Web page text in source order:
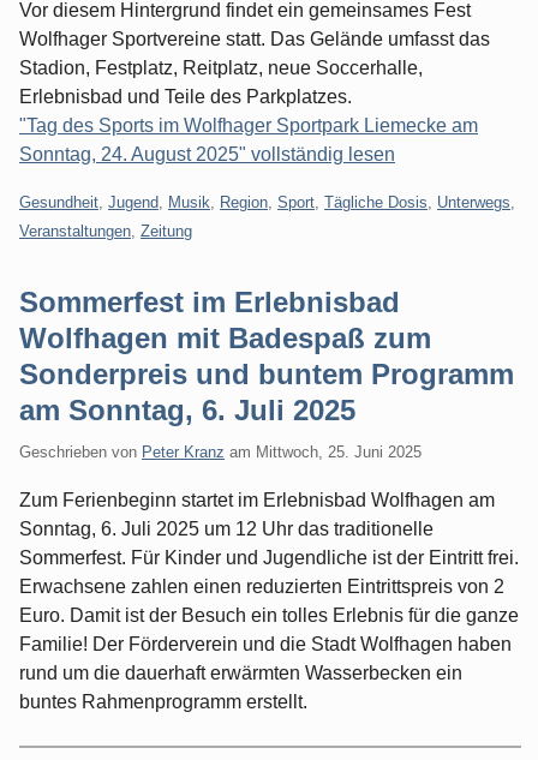
Vor diesem Hintergrund findet ein gemeinsames Fest
Wolfhager Sportvereine statt. Das Gelände umfasst das
Stadion, Festplatz, Reitplatz, neue Soccerhalle,
Erlebnisbad und Teile des Parkplatzes.
"Tag des Sports im Wolfhager Sportpark Liemecke am
Sonntag, 24. August 2025" vollständig lesen
Kategorien:
Gesundheit Jugend Musik Region Sport Tägliche Dosis Unterwegs
Veranstaltungen Zeitung
Sommerfest im Erlebnisbad
Wolfhagen mit Badespaß zum
Sonderpreis und buntem Programm
am Sonntag, 6. Juli 2025
Geschrieben von Peter Kranz am Mittwoch, 25. Juni 2025
Zum Ferienbeginn startet im Erlebnisbad Wolfhagen am
Sonntag, 6. Juli 2025 um 12 Uhr das traditionelle
Sommerfest. Für Kinder und Jugendliche ist der Eintritt frei.
Erwachsene zahlen einen reduzierten Eintrittspreis von 2
Euro. Damit ist der Besuch ein tolles Erlebnis für die ganze
Familie! Der Förderverein und die Stadt Wolfhagen haben
rund um die dauerhaft erwärmten Wasserbecken ein
buntes Rahmenprogramm erstellt.